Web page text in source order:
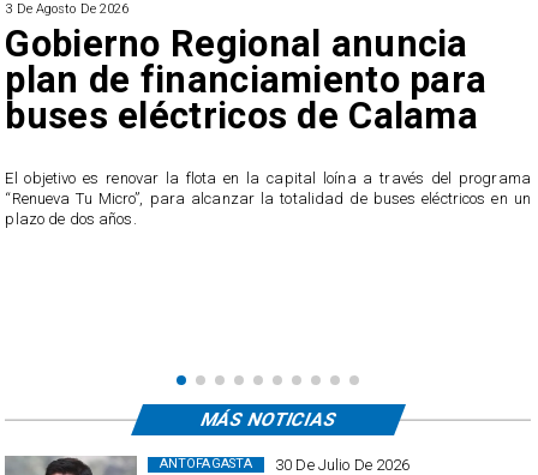
3 De Agosto De 2026
Gobierno Regional anuncia
plan de financiamiento para
buses eléctricos de Calama
El objetivo es renovar la flota en la capital loína a través del programa
“Renueva Tu Micro”, para alcanzar la totalidad de buses eléctricos en un
plazo de dos años.
30 De Julio De 2026
ANTOFAGASTA
MÁS NOTICIAS